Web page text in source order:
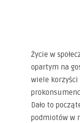
Życie w
opartym na
wiele
Dało to
podmiotów w